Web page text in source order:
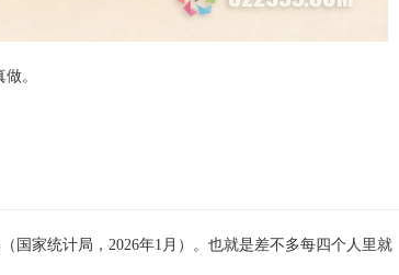
。
国家统计局，2026年1月）。也就是差不多每四个人里就